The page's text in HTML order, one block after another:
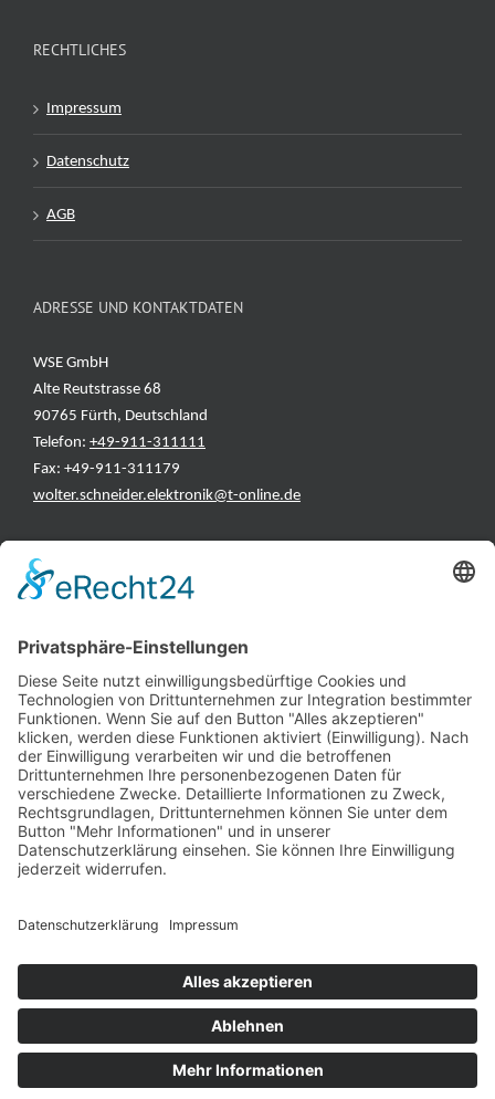
RECHTLICHES
Impressum
Datenschutz
AGB
ADRESSE UND KONTAKTDATEN
WSE GmbH
Alte Reutstrasse 68
90765 Fürth, Deutschland
Telefon: +49-911-311111
Fax: +49-911-311179
wolter.schneider.elektronik@t-online.de
INFORMATIONEN
Hersteller
Fehlerliste
Impressum
Datenschutzerklärung
2026 | Powered byInternetagentur Nürnberg